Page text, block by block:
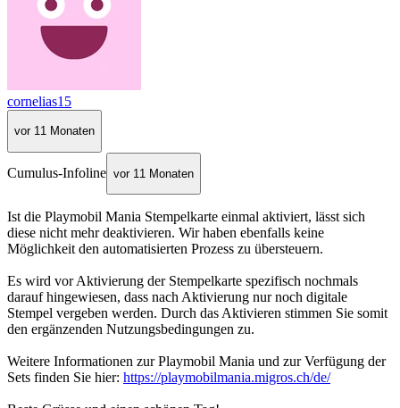
cornelias15
vor 11 Monaten
Cumulus-Infoline vor 11 Monaten
Ist die Playmobil Mania Stempelkarte einmal aktiviert, lässt sich
diese nicht mehr deaktivieren. Wir haben ebenfalls keine
Möglichkeit den automatisierten Prozess zu übersteuern.
Es wird vor Aktivierung der Stempelkarte spezifisch nochmals
darauf hingewiesen, dass nach Aktivierung nur noch digitale
Stempel vergeben werden. Durch das Aktivieren stimmen Sie somit
den ergänzenden Nutzungsbedingungen zu.
Weitere Informationen zur Playmobil Mania und zur Verfügung der
Sets finden Sie hier: https://playmobilmania.migros.ch/de/